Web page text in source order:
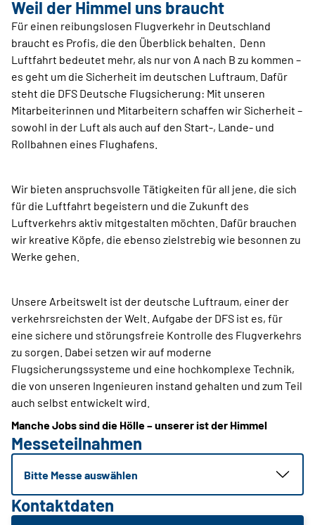
Weil der Himmel uns braucht
Für einen reibungslosen Flugverkehr in Deutschland
braucht es Profis, die den Überblick behalten. Denn
Luftfahrt bedeutet mehr, als nur von A nach B zu kommen –
es geht um die Sicherheit im deutschen Luftraum. Dafür
steht die DFS Deutsche Flugsicherung: Mit unseren
Mitarbeiterinnen und Mitarbeitern schaffen wir Sicherheit –
sowohl in der Luft als auch auf den Start-, Lande- und
Rollbahnen eines Flughafens.
Wir bieten anspruchsvolle Tätigkeiten für all jene, die sich
für die Luftfahrt begeistern und die Zukunft des
Luftverkehrs aktiv mitgestalten möchten. Dafür brauchen
wir kreative Köpfe, die ebenso zielstrebig wie besonnen zu
Werke gehen.
Unsere Arbeitswelt ist der deutsche Luftraum, einer der
verkehrsreichsten der Welt. Aufgabe der DFS ist es, für
eine sichere und störungsfreie Kontrolle des Flugverkehrs
zu sorgen. Dabei setzen wir auf moderne
Flugsicherungssysteme und eine hochkomplexe Technik,
die von unseren Ingenieuren instand gehalten und zum Teil
auch selbst entwickelt wird.
Manche Jobs sind die Hölle – unserer ist der Himmel
Messeteilnahmen
Bitte Messe auswählen
Kontaktdaten